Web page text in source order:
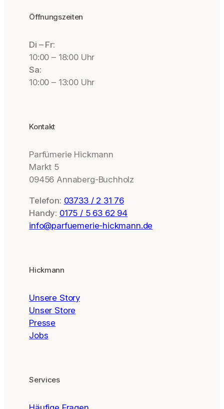
Öffnungszeiten
Di – Fr:
10:00 – 18:00 Uhr
Sa:
10:00 – 13:00 Uhr
Kontakt
Parfümerie Hickmann
Markt 5
09456 Annaberg-Buchholz
Telefon: 03733 / 2 31 76
Handy: 0175 / 5 63 62 94
info@parfuemerie-hickmann.de
Hickmann
Unsere Story
Unser Store
Presse
Jobs
Services